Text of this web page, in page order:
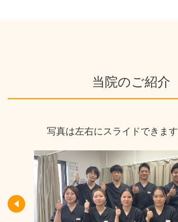
当院のご紹介
写真は左右にスライドできます